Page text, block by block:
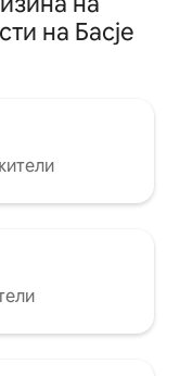
на Басје